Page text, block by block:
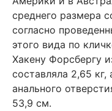
среднего размера
согласно
этого вида по
Хакену Форсбергу
составляла 2,65
анального
53,9 см.